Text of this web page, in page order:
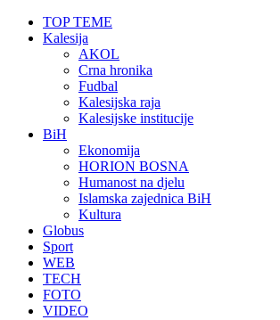
TOP TEME
Kalesija
AKOL
Crna hronika
Fudbal
Kalesijska raja
Kalesijske institucije
BiH
Ekonomija
HORION BOSNA
Humanost na djelu
Islamska zajednica BiH
Kultura
Globus
Sport
WEB
TECH
FOTO
VIDEO